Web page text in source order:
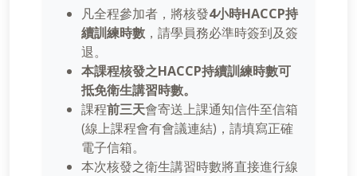
凡全程參加者，將核發4小時HACCP持
續訓練時數 ，請學員務必準時簽到及簽
退。
本課程核發之HACCP持續訓練時數可
抵免衛生講習時數。
課程前三天會寄送上課通知信件至信箱
(線上課程會有會議連結)，請填寫正確
電子信箱。
本次核發之衛生講習時數將直接進行線